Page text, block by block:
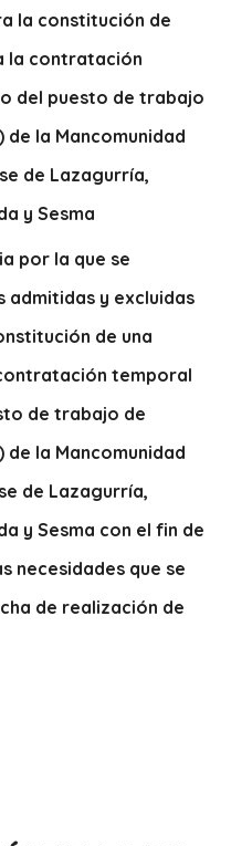
la constitución de
la contratación
del puesto de trabajo
la Mancomunidad
de Lazagurría,
y Sesma
por la que se
admitidas y excluidas
de una
temporal
de trabajo de
la Mancomunidad
de Lazagurría,
y Sesma con el fin de
necesidades que se
de realización de